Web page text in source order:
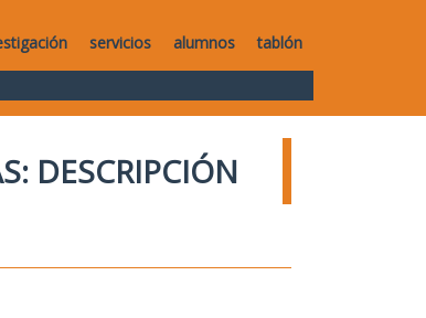
servicios alumnos tablón
DESCRIPCIÓN